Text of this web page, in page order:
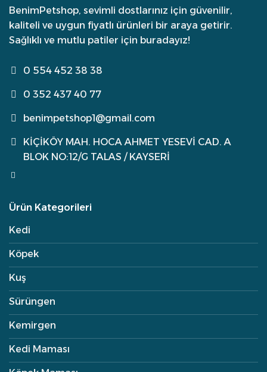
BenimPetshop, sevimli dostlarınız için güvenilir,
kaliteli ve uygun fiyatlı ürünleri bir araya getirir.
Sağlıklı ve mutlu patiler için buradayız!
0 554 452 38 38
0 352 437 40 77
benimpetshop1@gmail.com
KİÇİKÖY MAH. HOCA AHMET YESEVİ CAD. A
BLOK NO:12/G TALAS / KAYSERİ
Ürün Kategorileri
Kedi
Köpek
Kuş
Sürüngen
Kemirgen
Kedi Maması